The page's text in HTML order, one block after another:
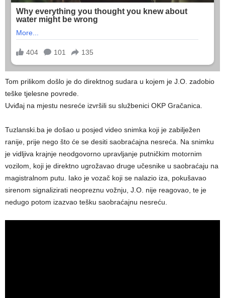
Tom prilikom došlo je do direktnog sudara u kojem je J.O. zadobio
teške tjelesne povrede.
Uviđaj na mjestu nesreće izvršili su službenici OKP Gračanica.
Tuzlanski.ba je došao u posjed video snimka koji je zabilježen
ranije, prije nego što će se desiti saobraćajna nesreća. Na snimku
je vidljiva krajnje neodgovorno upravljanje putničkim motornim
vozilom, koji je direktno ugrožavao druge učesnike u saobraćaju na
magistralnom putu. Iako je vozač koji se nalazio iza, pokušavao
sirenom signalizirati neopreznu vožnju, J.O. nije reagovao, te je
nedugo potom izazvao tešku saobraćajnu nesreću.